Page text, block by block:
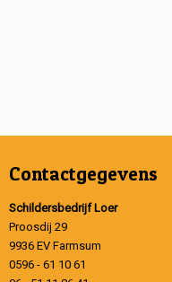
Contactgegevens
Schildersbedrijf Loer
Proosdij 29
9936 EV Farmsum
0596 - 61 10 61